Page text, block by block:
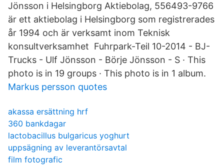
Jönsson i Helsingborg Aktiebolag, 556493-9766
är ett aktiebolag i Helsingborg som registrerades
år 1994 och är verksamt inom Teknisk
konsultverksamhet Fuhrpark-Teil 10-2014 - BJ-
Trucks - Ulf Jönsson - Börje Jönsson - S · This
photo is in 19 groups · This photo is in 1 album.
Markus persson quotes
akassa ersättning hrf
360 bankdagar
lactobacillus bulgaricus yoghurt
uppsägning av leverantörsavtal
film fotografic